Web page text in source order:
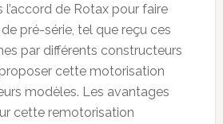
l’accord de Rotax pour faire
pré-série, tel que reçu ces
par différents constructeurs
cette motorisation
modèles. Les avantages
cette remotorisation